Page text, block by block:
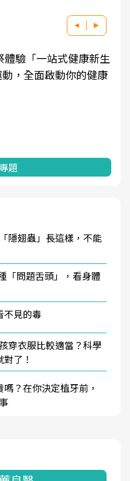
驗「一站式健康新生
，全面啟動你的健康
題
隱翅蟲」長這樣，不能
「問題舌頭」，看身體
不見的毒
穿衣服比較適當？科學
了！
？在你決定植牙前，